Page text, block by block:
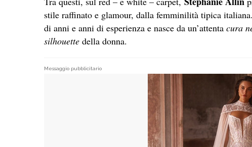
stile raffinato e glamour, dalla femminilità tipica
di anni e anni di esperienza e nasce da un’attenta cura
silhouette della donna.
Messaggio pubblicitario